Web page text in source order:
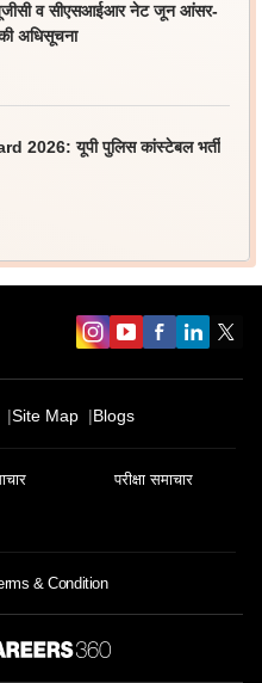
व सीएसआईआर नेट जून आंसर-
अधिसूचना
यूपी पुलिस कांस्टेबल भर्ती
Site Map Blogs
परीक्षा समाचार
& Condition